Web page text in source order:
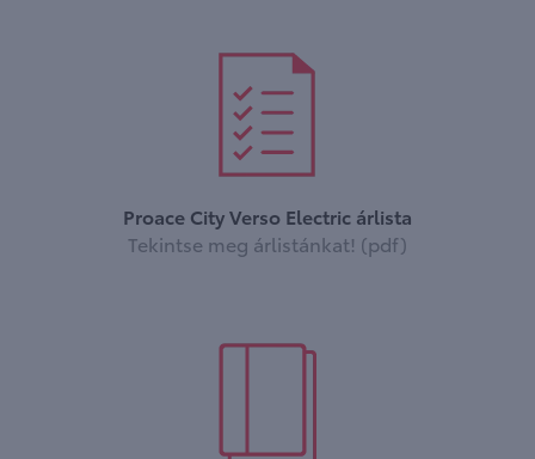
Proace City Verso Electric árlista
Tekintse meg árlistánkat! (pdf)